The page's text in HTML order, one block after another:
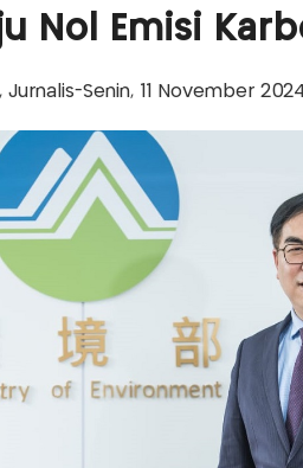
Nol Emisi
Jurnalis-Senin, 11 November